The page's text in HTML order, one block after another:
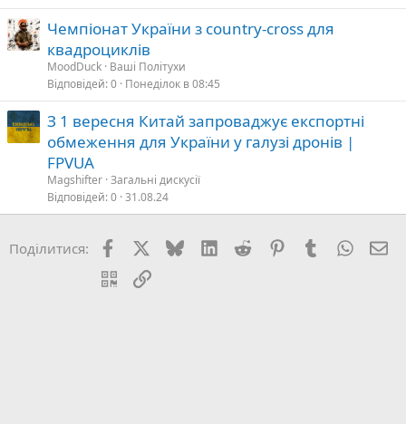
Чемпіонат України з country-cross для
квадроциклів
MoodDuck Ваші Політухи
Відповідей 0 Понеділок в 08:45
З 1 вересня Китай запроваджує експортні
обмеження для України у галузі дронів |
FPVUA
Magshifter Загальні дискусії
Відповідей 0 31.08.24
Поділитися: FacebookX (Twitter)
BlueskyLinkedInReddit PinterestTumblr
E-
QR CodeПосилання